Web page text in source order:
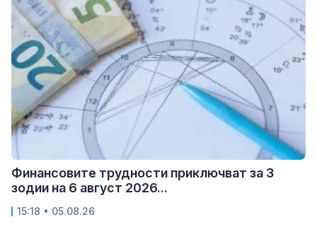
Финансовите трудности приключват за 3
зодии на 6 август 2026...
15:18 • 05.08.26